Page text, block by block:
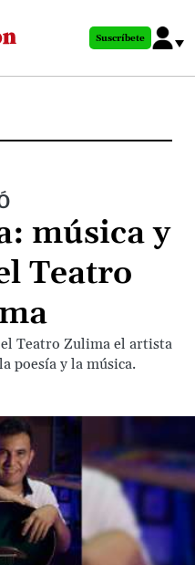
Suscríbete
música y
Teatro
Teatro Zulima el artista
poesía y la música.